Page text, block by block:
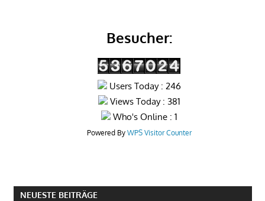
Besucher:
Users Today : 246
Views Today : 381
Who's Online : 1
Powered By WPS Visitor Counter
NEUESTE BEITRÄGE